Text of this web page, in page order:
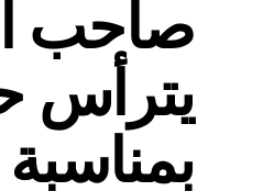
صاحب
يترأس